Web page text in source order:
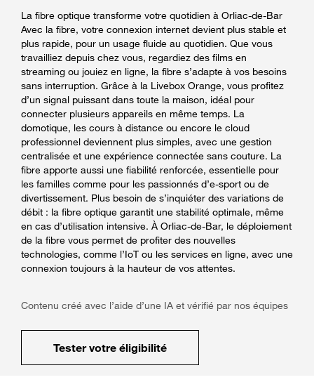
La fibre optique transforme votre quotidien à Orliac-de-Bar
Avec la fibre, votre connexion internet devient plus stable et
plus rapide, pour un usage fluide au quotidien. Que vous
travailliez depuis chez vous, regardiez des films en
streaming ou jouiez en ligne, la fibre s’adapte à vos besoins
sans interruption. Grâce à la Livebox Orange, vous profitez
d’un signal puissant dans toute la maison, idéal pour
connecter plusieurs appareils en même temps. La
domotique, les cours à distance ou encore le cloud
professionnel deviennent plus simples, avec une gestion
centralisée et une expérience connectée sans couture. La
fibre apporte aussi une fiabilité renforcée, essentielle pour
les familles comme pour les passionnés d’e-sport ou de
divertissement. Plus besoin de s’inquiéter des variations de
débit : la fibre optique garantit une stabilité optimale, même
en cas d’utilisation intensive. À Orliac-de-Bar, le déploiement
de la fibre vous permet de profiter des nouvelles
technologies, comme l’IoT ou les services en ligne, avec une
connexion toujours à la hauteur de vos attentes.
Contenu créé avec l’aide d’une IA et vérifié par nos équipes
Tester votre éligibilité